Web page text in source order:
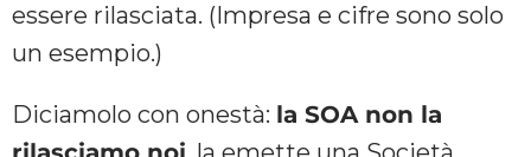
essere rilasciata. (Impresa e cifre sono solo
un esempio.)
Diciamolo con onestà: la SOA non la